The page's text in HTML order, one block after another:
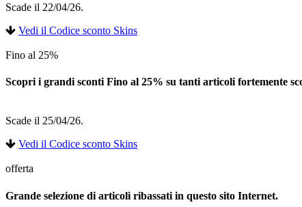
Scade il 22/04/26.
Vedi il Codice sconto Skins
Fino al 25%
Scopri i grandi sconti Fino al 25% su tanti articoli fortemente
Scade il 25/04/26.
Vedi il Codice sconto Skins
offerta
Grande selezione di articoli ribassati in questo sito Internet.